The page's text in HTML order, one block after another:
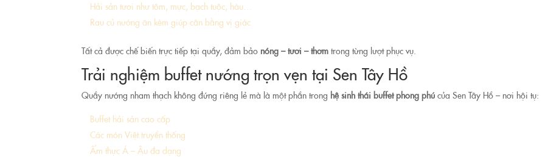
Hải sản tươi như tôm, mực, bạch tuộc, hàu…
Rau củ nướng ăn kèm giúp cân bằng vị giác
Tất cả được chế biến trực tiếp tại quầy, đảm bảo nóng – tươi – thơm trong từng lượt phục vụ.
Trải nghiệm buffet nướng trọn vẹn tại Sen Tây Hồ
Quầy nướng nham thạch không đứng riêng lẻ mà là một phần trong hệ sinh thái buffet phong phú của Sen Tây Hồ – nơi hội tụ:
Buffet hải sản cao cấp
Các món Việt truyền thống
Ẩm thực Á – Âu đa dạng